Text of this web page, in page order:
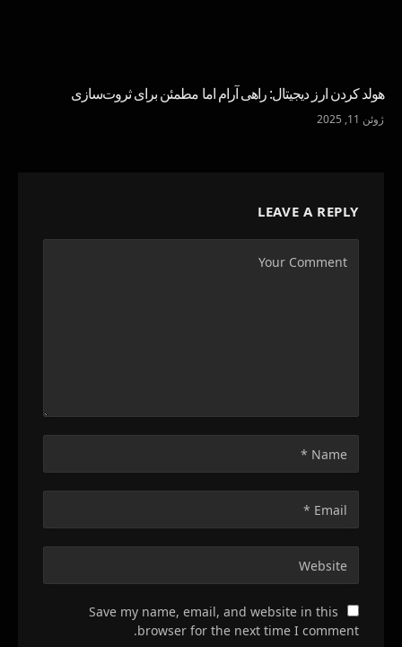
هولد کردن ارز دیجیتال: راهی آرام اما مطمئن برای ثروت‌سازی
ژوئن 11, 2025
LEAVE A REPLY
Save my name, email, and website in this
browser for the next time I comment.